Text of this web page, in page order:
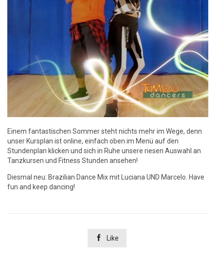
Einem fantastischen Sommer steht nichts mehr im Wege, denn
unser Kursplan ist online, einfach oben im Menü auf den
Stundenplan klicken und sich in Ruhe unsere riesen Auswahl an
Tanzkursen und Fitness Stunden ansehen!
Diesmal neu: Brazilian Dance Mix mit Luciana UND Marcelo. Have
fun and keep dancing!
 Like